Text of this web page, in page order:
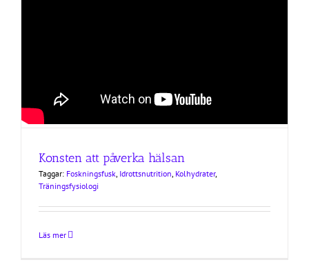
Konsten att påverka hälsan
Taggar: Foskningsfusk, Idrottsnutrition, Kolhydrater,
Träningsfysiologi
Läs mer